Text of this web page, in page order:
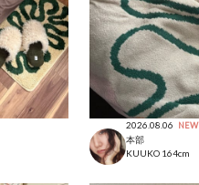
2026.08.06 NEW
本部
KUUKO 164cm